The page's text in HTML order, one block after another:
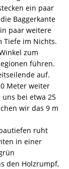
ein paar
Baggerkante
paar weitere
Tiefe im Nichts.
zum
führen.
auf.
Meter weiter
bei etwa 25
wir das 9 m
ruht
in einer
den Holzrumpf,